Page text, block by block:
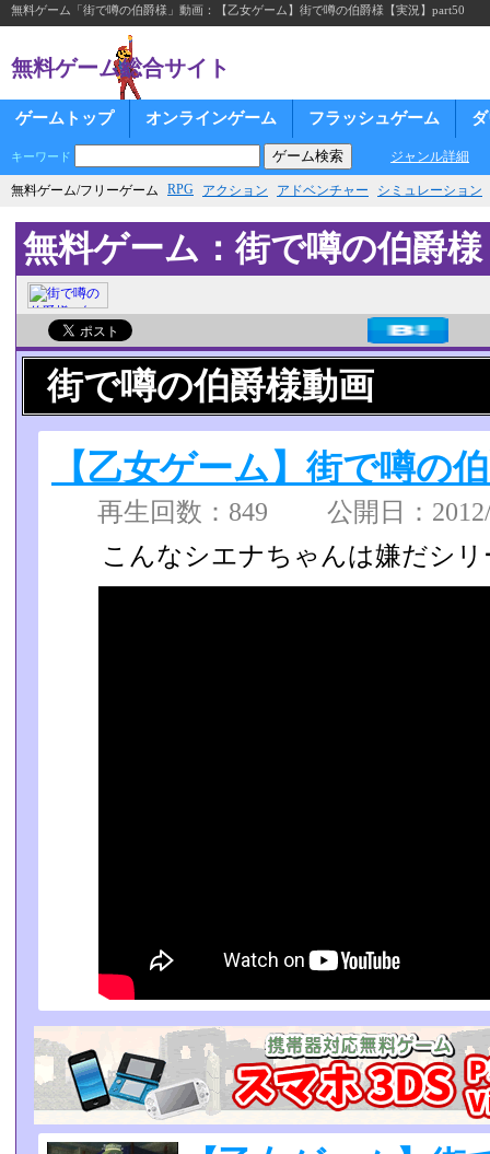
無料ゲーム「街で噂の伯爵様」動画：【乙女ゲーム】街で噂の伯爵様【実況】part50
無料ゲーム総合サイト
ゲームトップ オンラインゲーム フラッシュゲーム
キーワード ジャンル詳細
無料ゲーム/フリーゲーム RPG アクション アドベンチャー シミュレーション
無料ゲーム：街で噂の伯爵様
街で噂の伯爵様動画
【乙女ゲーム】街で噂の
再生回数：849 公開日：
こんなシエナちゃんは嫌だシリ